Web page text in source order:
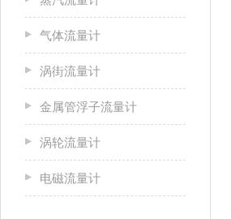
气体流量计
涡街流量计
金属管浮子流量计
涡轮流量计
电磁流量计